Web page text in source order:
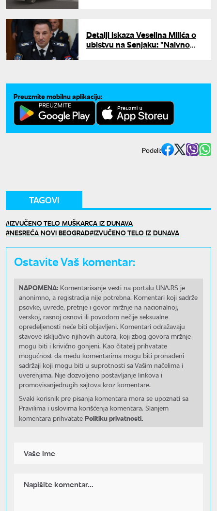
Detalji iskaza Veselina Milića o
ubistvu na Senjaku: "Naivno
Preuzmite mobilnu aplikaciju:
Podeli:
TAGOVI
IZVUČENO TELO MUŠKARCA IZ DUNAVA
NESREĆA NOVI BEOGRAD IZVUČENO TELO IZ DUNAVA
Ostavite Vaš komentar:
NAPOMENA: Komentarisanje vesti na portalu UNA.RS je
anonimno, a registracija nije potrebna. Komentari koji sadrže
psovke, uvrede, pretnje i govor mržnje na nacionalnoj,
verskoj, rasnoj osnovi ili povodom nečije seksualne
opredeljenosti neće biti objavljeni. Komentari odražavaju
stavove isključivo njihovih autora, koji zbog govora mržnje
mogu biti i krivično gonjeni. Kao čitatelj prihvatate
mogućnost da među komentarima mogu biti pronađeni
sadržaji koji mogu biti u suprotnosti sa Vašim načelima i
uverenjima. Nije dozvoljeno postavljanje linkova i
promovisanjedrugih sajtova kroz komentare.
Svaki korisnik pre pisanja komentara mora se upoznati sa
Pravilima i uslovima korišćenja komentara. Slanjem
komentara prihvatate Politiku privatnosti.